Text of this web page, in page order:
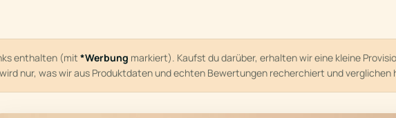
enthalten (mit *Werbung markiert). Kaufst du darüber, erhalten wir eine kleine
nur, was wir aus Produktdaten und echten Bewertungen recherchiert und verglichen